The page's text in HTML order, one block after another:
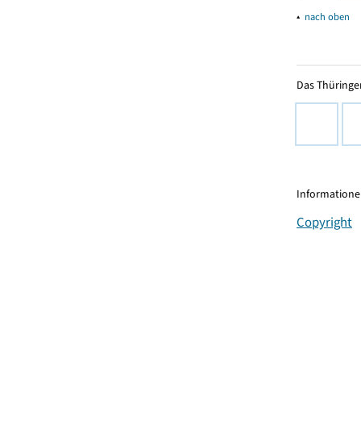
▴ nach oben
Das
Copyright